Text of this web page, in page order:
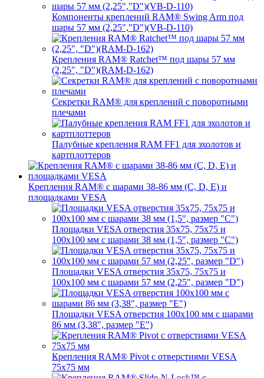
Компоненты креплений RAM® Swing Arm под
шары 57 мм (2,25","D")(VB-D-110)
Крепления RAM® Ratchet™ под шары 57 мм
(2,25", "D")(RAM-D-162)
Секретки RAM® для креплений с поворотными
плечами
Палубные крепления RAM FF1 для эхолотов и
картплоттеров
Крепления RAM® с шарами 38-86 мм (C, D, E) и
площадками VESA
Площадки VESA отверстия 35x75, 75x75 и
100x100 мм с шарами 38 мм (1,5", размер "C")
Площадки VESA отверстия 35х75, 75x75 и
100x100 мм с шарами 57 мм (2,25", размер "D")
Площадки VESA отверстия 100x100 мм с шарами
86 мм (3,38", размер "E")
Крепления RAM® Pivot с отверстиями VESA
75x75 мм